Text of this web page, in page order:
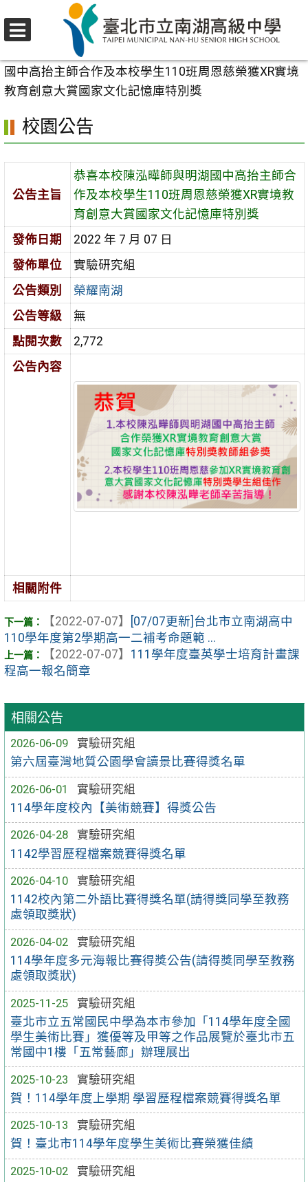
至
要
內
校園公告
國中高抬主師合作及本校學生110班周恩慈榮獲XR實境
教育創意大賞國家文化記憶庫特別獎
相關公告
2026-06-09
實驗研究組
第六屆臺灣地質公園學會讀景比賽得獎名單
2026-06-01
實驗研究組
114學年度校內【美術競賽】得獎公告
2026-04-28
實驗研究組
1142學習歷程檔案競賽得獎名單
2026-04-10
實驗研究組
1142校內第二外語比賽得獎名單(請得獎同學至教務
處領取獎狀)
2026-04-02
實驗研究組
114學年度多元海報比賽得獎公告(請得獎同學至教務
處領取獎狀)
2025-11-25
實驗研究組
臺北市立五常國民中學為本市參加「114學年度全國
學生美術比賽」獲優等及甲等之作品展覽於臺北市五
常國中1樓「五常藝廊」辦理展出
2025-10-23
實驗研究組
賀！114學年度上學期 學習歷程檔案競賽得獎名單
2025-10-13
實驗研究組
賀！臺北市114學年度學生美術比賽榮獲佳績
2025-10-02
實驗研究組
校園公告
公告主旨
恭喜本校陳泓曄師與明湖國中高抬主師合
作及本校學生110班周恩慈榮獲XR實境教
育創意大賞國家文化記憶庫特別獎
發佈日期
2022 年 7 月 07 日
發佈單位
實驗研究組
公告類別
榮耀南湖
公告等級
無
點閱次數
2,772
公告內容
相關附件
【2022-07-07】
[07/07更新]台北市立南湖高中
110學年度第2學期高一二補考命題範 ...
【2022-07-07】 111學年度臺英學士培育計畫課
程高一報名簡章
選
單